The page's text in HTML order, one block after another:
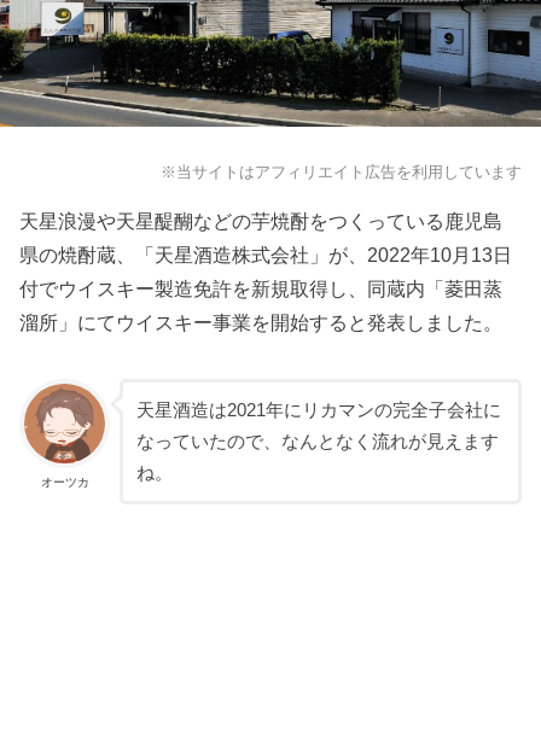
※当サイトはアフィリエイト広告を利用しています
天星浪漫や天星醍醐などの芋焼酎をつくっている鹿児島
県の焼酎蔵、「天星酒造株式会社」が、2022年10月13日
付でウイスキー製造免許を新規取得し、同蔵内「菱田蒸
溜所」にてウイスキー事業を開始すると発表しました。
オーツカ
天星酒造は2021年にリカマンの完全子会社に
なっていたので、なんとなく流れが見えます
ね。